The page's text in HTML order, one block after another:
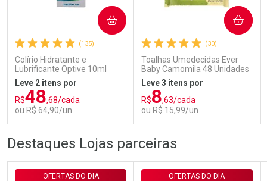
Comprar sem Desconto
Por R$ 29,30/cada
Comprar sem Desconto
Por R$ 29,30/cada
(135)
Colírio Hidratante e
Lubrificante Optive 10ml
Leve 2 itens por
R$48,68/cada
ou R$ 64,90/un
COMPRAR
FECHAR
Laboratório
FECHAR
Por Menos
(30)
Toalhas Umedecidas Ever
Baby Camomila 48 Unidades
Leve 3 itens por
R$8,63/cada
ou R$ 15,99/un
COMPRAR
Por Menos
Destaques Lojas parceiras
OFERTAS DO DIA OFERTAS DO DIA